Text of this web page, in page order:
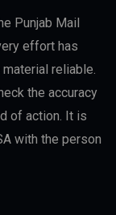
Punjab Mail
effort has
reliable.
the accuracy
of action. It is
with the person